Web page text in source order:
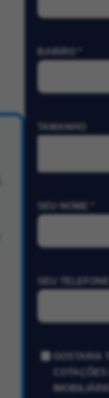
TAMANHO
SEU NOME *
SEU TELEFONE
GOSTARIA